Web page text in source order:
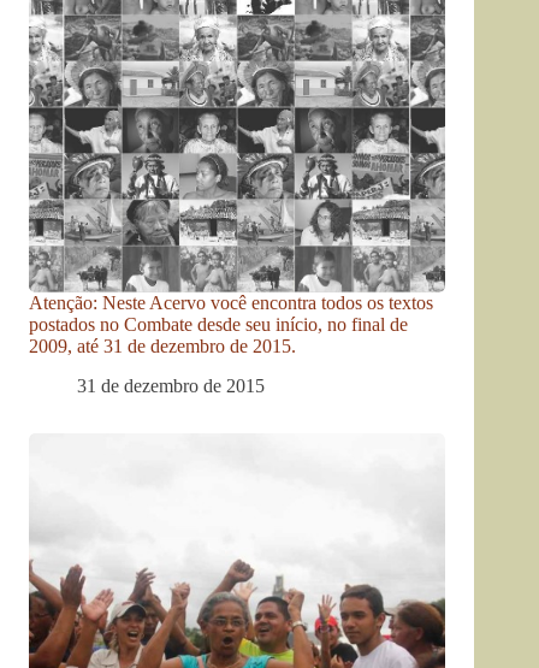
Atenção: Neste Acervo você encontra todos os textos
postados no Combate desde seu início, no final de
2009, até 31 de dezembro de 2015.
31 de dezembro de 2015